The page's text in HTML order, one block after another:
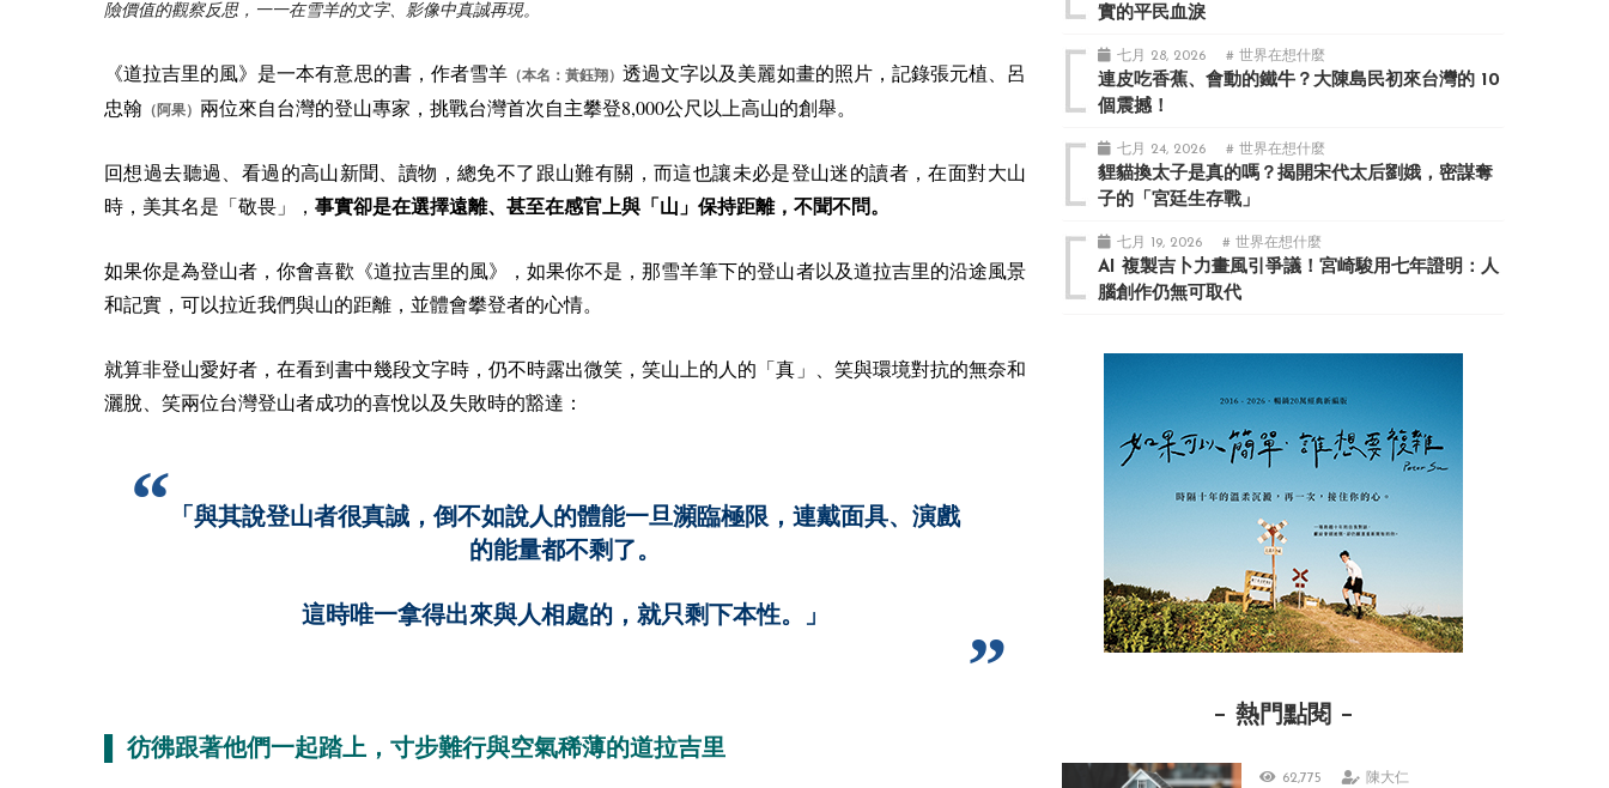
險價值的觀察反思，一一在雪羊的文字、影像中真誠再現。
《道拉吉里的風》是一本有意思的書，作者雪羊（本名：黃鈺翔）透過文字以及美麗如畫的照片，記錄張元植、呂
忠翰 （阿果） 兩位來自台灣的登山專家，挑戰台灣首次自主攀登8,000公尺以上高山的創舉。
回想過去聽過、看過的高山新聞、讀物，總免不了跟山難有關，而這也讓未必是登山迷的讀者，在面對大山
時，美其名是「敬畏」， 事實卻是在選擇遠離、甚至在感官上與「山」保持距離，不聞不問。
如果你是為登山者，你會喜歡《道拉吉里的風》，如果你不是，那雪羊筆下的登山者以及道拉吉里的沿途風景
和記實，可以拉近我們與山的距離，並體會攀登者的心情。
就算非登山愛好者，在看到書中幾段文字時，仍不時露出微笑，笑山上的人的「真」、笑與環境對抗的無奈和
灑脫、笑兩位台灣登山者成功的喜悅以及失敗時的豁達：
「與其說登山者很真誠，倒不如說人的體能一旦瀕臨極限，連戴面具、演戲
的能量都不剩了。
這時唯一拿得出來與人相處的，就只剩下本性。」
▌ 彷彿跟著他們一起踏上，寸步難行與空氣稀薄的道拉吉里
實的平民血淚
七月 28, 2026 # 世界在想什麼
連皮吃香蕉、會動的鐵牛？大陳島民初來台灣的 10
個震撼！
七月 24, 2026 # 世界在想什麼
貍貓換太子是真的嗎？揭開宋代太后劉娥，密謀奪
子的「宮廷生存戰」
七月 19, 2026 # 世界在想什麼
AI 複製吉卜力畫風引爭議！宮崎駿用七年證明：人
腦創作仍無可取代
熱門點閱
62,775 陳大仁